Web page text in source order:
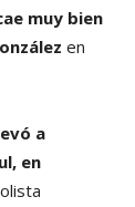
muy bien
en
a
en